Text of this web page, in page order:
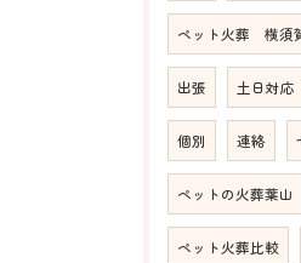
ペット火葬 横須
出張 土日対応
個別 連絡
ペットの火葬葉山
ペット火葬比較